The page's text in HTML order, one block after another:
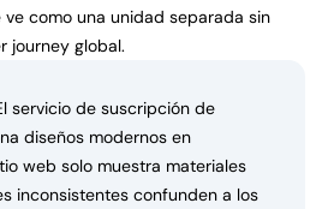
ve como una unidad separada sin
journey global.
servicio de suscripción de
diseños modernos en
web solo muestra materiales
inconsistentes confunden a los